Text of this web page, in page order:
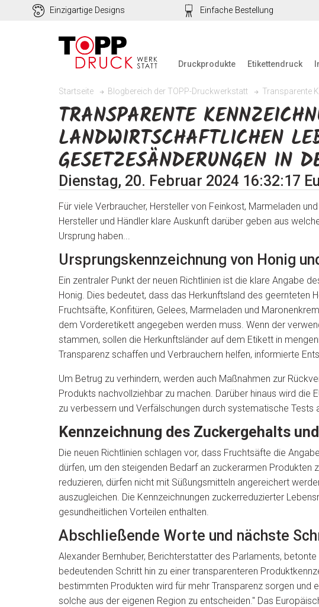
Einzigartige Designs Einfache Bestellung
Druckprodukte Etikettendruck
Startseite Blogbereich der TOPP-Druckwerkstatt Transparente
TRANSPARENTE
LANDWIRTSCHAFTLICHEN
GESETZESÄNDERUNGEN IN
Dienstag, 20. Februar 2024 16:32:17
Für viele Verbraucher, Hersteller von Feinkost, Marmeladen
Hersteller und Händler klare Auskunft darüber geben aus
Ursprung haben...
Ursprungskennzeichnung von Honig
Ein zentraler Punkt der neuen Richtlinien ist die klare Angabe
Honig. Dies bedeutet, dass das Herkunftsland des geernteten
Fruchtsäfte, Konfitüren, Gelees, Marmeladen und
dem Vorderetikett angegeben werden muss. Wenn der
stammen, sollen die Herkunftsländer auf dem Etikett in
Transparenz schaffen und Verbrauchern helfen, informierte
Um Betrug zu verhindern, werden auch Maßnahmen zur
Produkts nachvollziehbar zu machen. Darüber hinaus wird die
zu verbessern und Verfälschungen durch systematische Tests
Kennzeichnung des Zuckergehalts
Die neuen Richtlinien schlagen vor, dass Fruchtsäfte die
dürfen, um den steigenden Bedarf an zuckerarmen
reduzieren, dürfen nicht mit Süßungsmitteln angereichert
auszugleichen. Die Kennzeichnungen zuckerreduzierter
gesundheitlichen Vorteilen enthalten.
Abschließende Worte und nächste
Alexander Bernhuber, Berichterstatter des Parlaments,
bedeutenden Schritt hin zu einer transparenteren
bestimmten Produkten wird für mehr Transparenz sorgen und
solche aus der eigenen Region zu entscheiden." Das